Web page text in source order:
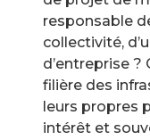
responsable
collectivité,
d’entreprise ?
filière des
leurs propres
intérêt et